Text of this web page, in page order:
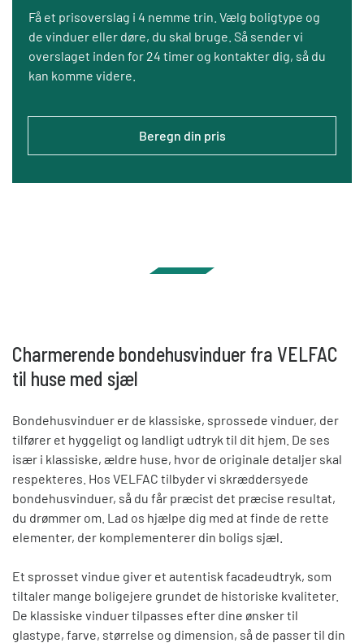
Få et prisoverslag i 4 nemme trin. Vælg boligtype og
de vinduer eller døre, du skal bruge. Så sender vi
overslaget inden for 24 timer og kontakter dig, så du
kan komme videre.
Beregn din pris
Charmerende bondehusvinduer fra VELFAC
til huse med sjæl
Bondehusvinduer er de klassiske, sprossede vinduer, der
tilfører et hyggeligt og landligt udtryk til dit hjem. De ses
især i klassiske, ældre huse, hvor de originale detaljer skal
respekteres. Hos VELFAC tilbyder vi skræddersyede
bondehusvinduer, så du får præcist det præcise resultat,
du drømmer om . Lad os hjælpe dig med at finde de rette
elementer, der komplementerer din boligs sjæl.
Et sprosset vindue giver et autentisk facadeudtryk, som
tiltaler mange boligejere grundet de historiske kvaliteter.
De klassiske vinduer tilpasses efter dine ønsker til
glastype, farve, størrelse og dimension, så de passer til din